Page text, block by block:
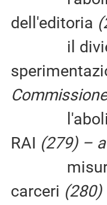
dell'editoria
il divieto
RAI (279) –
misure
carceri